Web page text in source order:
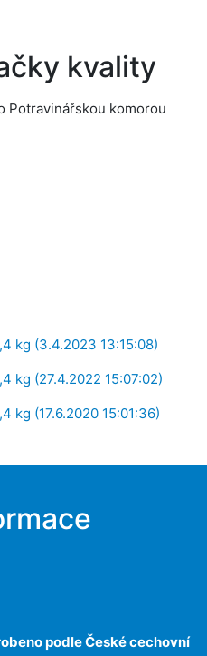
kvality
Potravinářskou komorou
kg (3.4.2023 13:15:08)
kg (27.4.2022 15:07:02)
kg (17.6.2020 15:01:36)
podle České cechovní